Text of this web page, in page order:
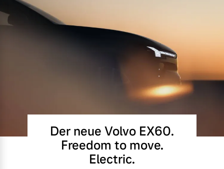
Der neue Volvo EX60.
Freedom to move.
Electric.